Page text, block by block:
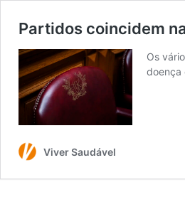
Partidos coincidem
Os
doença
Viver Saudável